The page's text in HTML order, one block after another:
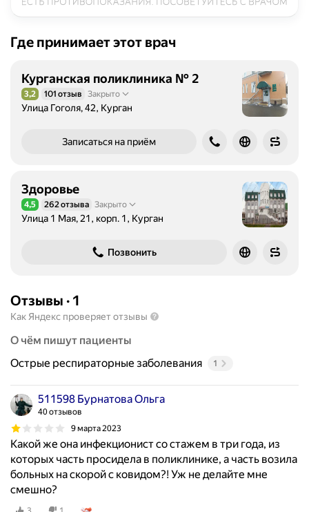
Где принимает этот врач
Курганская поликлиника № 2
Рейтинг 3,2 из 5
3,2 101 отзыв Закрыто
Улица Гоголя, 42, Курган
Записаться на приём
Здоровье
Рейтинг 4,5 из 5
4,5 262 отзыва Закрыто
Улица 1 Мая, 21, корп. 1, Курган
Позвонить
Отзывы · 1
Как Яндекс проверяет отзывы
О чём пишут пациенты
Острые респираторные заболевания
1
511598 Бурнатова Ольга
40 отзывов
9 марта 2023
Какой же она инфекционист со стажем в три года, из
которых часть просидела в поликлинике, а часть возила
больных на скорой с ковидом?! Уж не делайте мне
смешно?